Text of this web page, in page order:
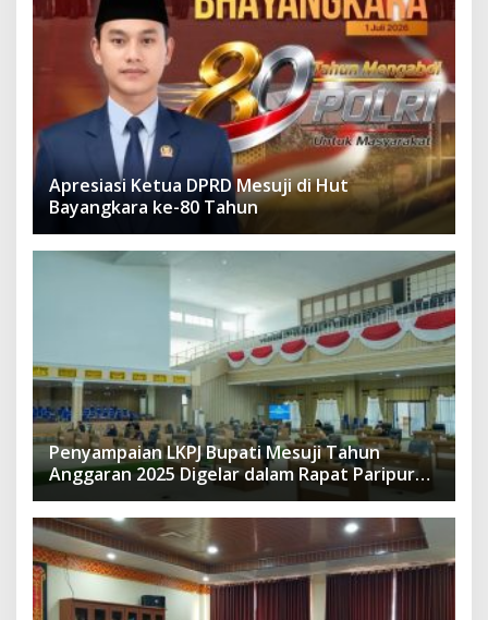
Apresiasi Ketua DPRD Mesuji di Hut
Bayangkara ke-80 Tahun
Penyampaian LKPJ Bupati Mesuji Tahun
Anggaran 2025 Digelar dalam Rapat Paripurna
DPRD